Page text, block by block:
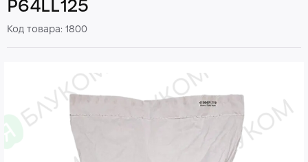
P64LL125
Код товара: 1800